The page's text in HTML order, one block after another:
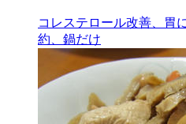
コレステロール改善、胃
約、鍋だけ